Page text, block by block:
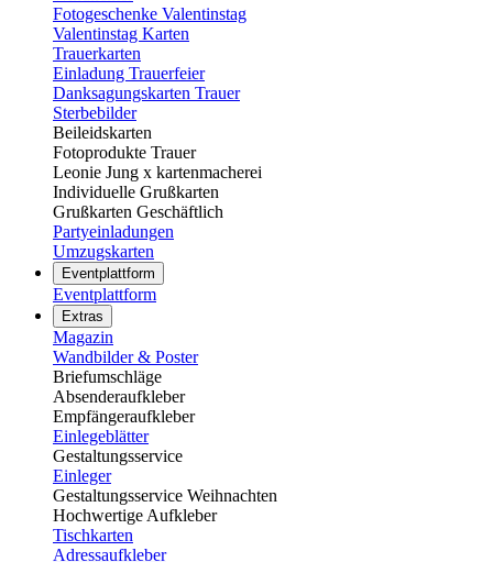
Fotogeschenke Valentinstag
Valentinstag Karten
Trauerkarten
Einladung Trauerfeier
Danksagungskarten Trauer
Sterbebilder
Beileidskarten
Fotoprodukte Trauer
Leonie Jung x kartenmacherei
Individuelle Grußkarten
Grußkarten Geschäftlich
Partyeinladungen
Umzugskarten
Eventplattform
Eventplattform
Extras
Magazin
Wandbilder & Poster
Briefumschläge
Absenderaufkleber
Empfängeraufkleber
Einlegeblätter
Gestaltungsservice
Einleger
Gestaltungsservice Weihnachten
Hochwertige Aufkleber
Tischkarten
Adressaufkleber